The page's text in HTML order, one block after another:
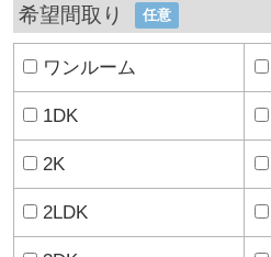
希望間取り 任意
ワンルーム
1DK
2K
2LDK